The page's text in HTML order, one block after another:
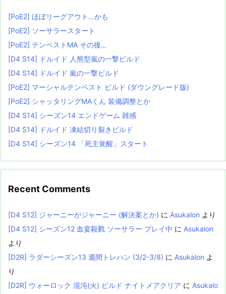
[PoE2] ほぼリーグアウト…かも
[PoE2] ソーサラースタート
[PoE2] テンペストMA その後…
[D4 S14] ドルイド 人熊型嵐の一撃ビルド
[D4 S14] ドルイド 嵐の一撃ビルド
[PoE2] マーシャルテンペスト ビルド (ダウングレード版)
[PoE2] シャッタリングMAくん 装備調整とか
[D4 S14] シーズン14 エンドゲーム 雑感
[D4 S14] ドルイド 凍結切り裂きビルド
[D4 S14] シーズン14 「死主覚醒」スタート
Recent Comments
[D4 S12] ジャーニーがジャーニー (解決案とか) に Asukalon より
[D4 S12] シーズン12 血宴殺戮 ソーサラー プレイ中 に Asukalon
より
[D2R] ラダーシーズン13 週間トレハン (3/2-3/8) に Asukalon よ
り
[D2R] ウォーロック 混沌(火) ビルド ナイトメアクリア に Asukalo